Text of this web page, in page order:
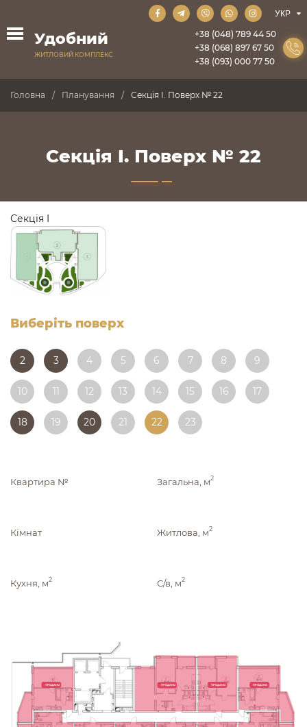
Удобний
ЖИТЛОВИЙ КОМПЛЕКС
+38 (048) 789 44 50
+38 (068) 897 67 50
+38 (093) 000 77 50
Головна Планування Секція I. Поверх № 22
Секція I. Поверх № 22
Секція I
Виберіть поверх
2 3 4 5 6 7 8 9
10 11 12 13 14 15 16 17
18 19 20 21 22 23
Квартира № Загальна, м2
Кімнат Житлова, м2
Кухня, м2 С/в, м2
ПРОДАНО ПРОДАНО ПРОДАНО
ПРОДАНО